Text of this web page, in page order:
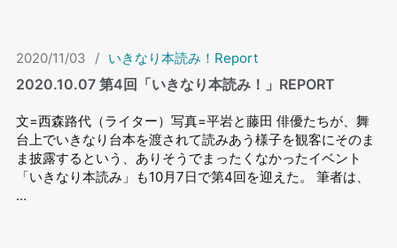
2020/11/03 / いきなり本読み！Report
2020.10.07 第4回「いきなり本読み！」REPORT
文=西森路代（ライター）写真=平岩と藤田 俳優たちが、舞
台上でいきなり台本を渡されて読みあう様子を観客にそのま
ま披露するという、ありそうでまったくなかったイベント
「いきなり本読み」も10月7日で第4回を迎えた。 筆者は、
…